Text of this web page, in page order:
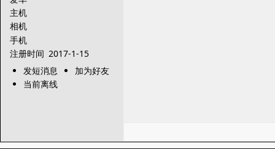
主机
相机
手机
注册时间 2017-1-15
发短消息
加为好友
当前离线